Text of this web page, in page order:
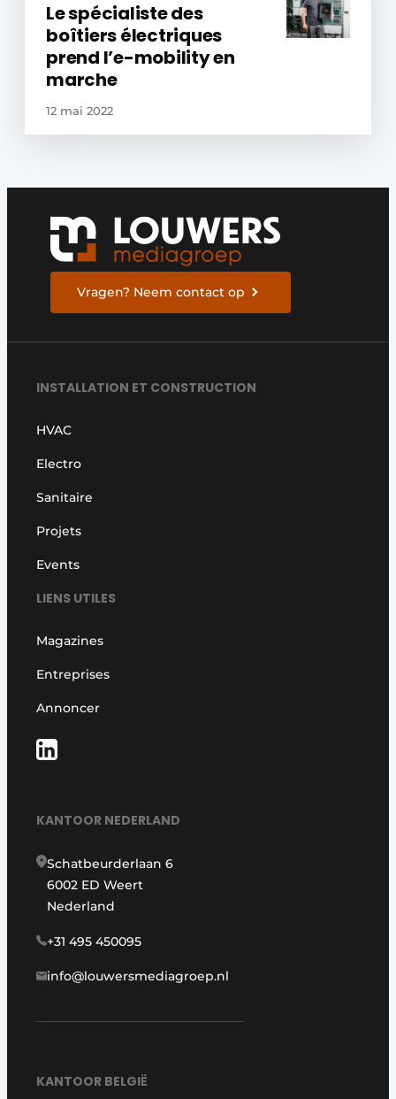
Le spécialiste des
boîtiers électriques
prend l’e-mobility en
marche
12 mai 2022
Vragen? Neem contact op
INSTALLATION ET CONSTRUCTION
HVAC
Electro
Sanitaire
Projets
Events
LIENS UTILES
Magazines
Entreprises
Annoncer
KANTOOR NEDERLAND
Schatbeurderlaan 6
6002 ED Weert
Nederland
+31 495 450095
info@louwersmediagroep.nl
KANTOOR BELGIË